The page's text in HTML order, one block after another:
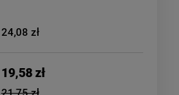
24,08 zł
19,58 zł